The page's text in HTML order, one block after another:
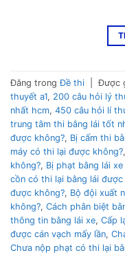
Đăng trongĐề thi Được
thuyết a1, 200 câu hỏi lý
nhất hcm, 450 câu hỏi lí
trung tâm thi bằng lái tốt
được không?, Bị cấm thi
máy có thi lại được không?,
không?, Bị phạt bằng lái
cồn có thi lại bằng lái được
được không?, Bộ đội xuất
không?, Cách phân biệt
thông tin bằng lái xe, Cấp
được cán vạch mấy lần,
Chưa nộp phạt có thi lại